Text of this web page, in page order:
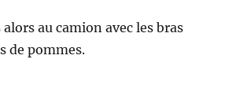
au camion avec les bras
de pommes.